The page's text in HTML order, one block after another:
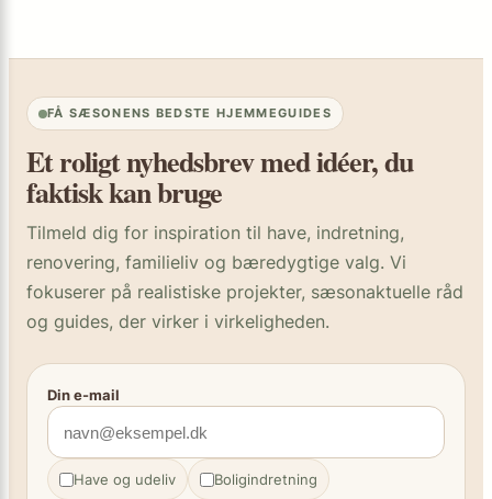
FÅ SÆSONENS BEDSTE HJEMMEGUIDES
Et roligt nyhedsbrev med idéer, du
faktisk kan bruge
Tilmeld dig for inspiration til have, indretning,
renovering, familieliv og bæredygtige valg. Vi
fokuserer på realistiske projekter, sæsonaktuelle råd
og guides, der virker i virkeligheden.
Din e-mail
Have og udeliv Boligindretning